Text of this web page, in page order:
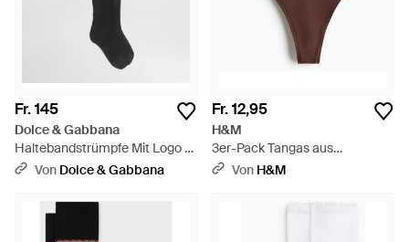
Fr. 145
Dolce & Gabbana
Haltebandstrümpfe Mit Logo -
Schwarz
Von Dolce & Gabbana
Fr. 12,95
H&M
3er-Pack Tangas aus
Mikrofaser - Natur
Von H&M